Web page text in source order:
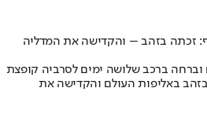
זכתה בזהב – והקדישה את המדליה
ברכב שלושה ימים לסרביה קופצת
באליפות העולם והקדישה את